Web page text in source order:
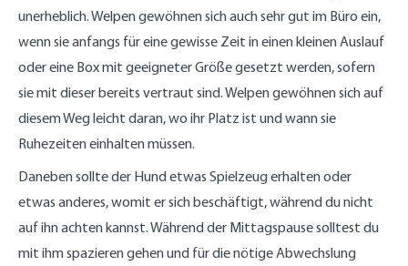
unerheblich. Welpen gewöhnen sich auch sehr gut im Büro ein,
wenn sie anfangs für eine gewisse Zeit in einen kleinen Auslauf
oder eine Box mit geeigneter Größe gesetzt werden, sofern
sie mit dieser bereits vertraut sind. Welpen gewöhnen sich auf
diesem Weg leicht daran, wo ihr Platz ist und wann sie
Ruhezeiten einhalten müssen.
Daneben sollte der Hund etwas Spielzeug erhalten oder
etwas anderes, womit er sich beschäftigt, während du nicht
auf ihn achten kannst. Während der Mittagspause solltest du
mit ihm spazieren gehen und für die nötige Abwechslung